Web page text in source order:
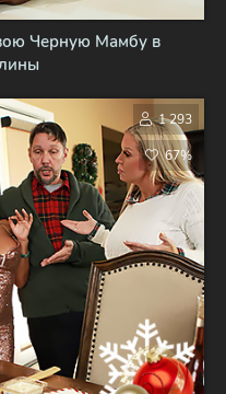
Черную Мамбу в
1 293
67%